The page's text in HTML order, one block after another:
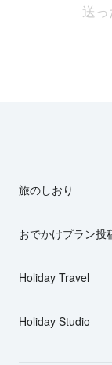
送
旅のしおり
おでかけプラン投
Holiday Travel
Holiday Studio